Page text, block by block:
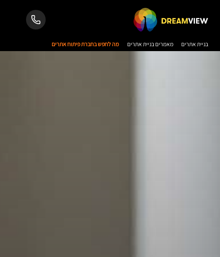
בניית אתרים מאמרים בניית אתרים מה לחפש בחברת פיתוח אתרים